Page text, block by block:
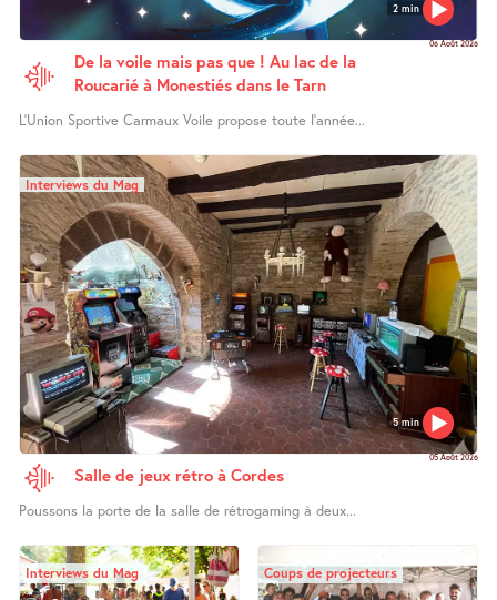
2 min
06 Août 2026
De la voile mais pas que ! Au lac de la
Roucarié à Monestiés dans le Tarn
L’Union Sportive Carmaux Voile propose toute l’année...
5 min
Interviews du Mag
05 Août 2026
Salle de jeux rétro à Cordes
Poussons la porte de la salle de rétrogaming à deux...
Interviews du Mag Coups de projecteurs